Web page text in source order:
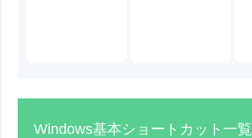
Windows基本ショートカット一覧